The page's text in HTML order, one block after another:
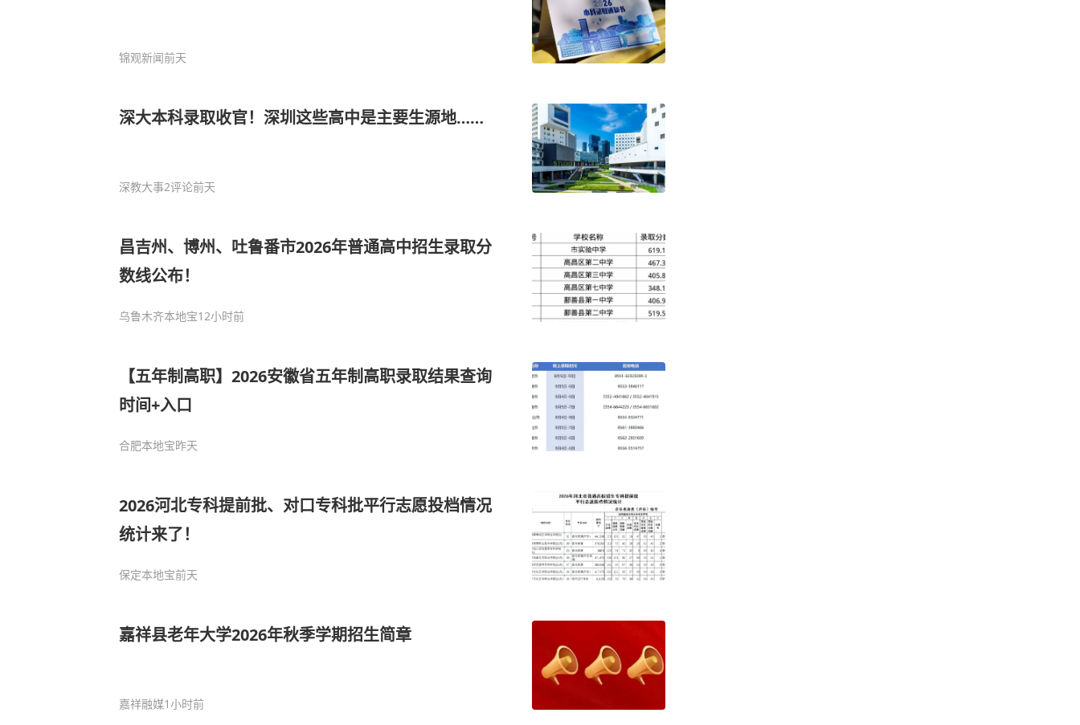
锦观新闻前天
深大本科录取收官！深圳这些高中是主要生源地……
深教大事2评论前天
昌吉州、博州、吐鲁番市2026年普通高中招生录取分
数线公布！
乌鲁木齐本地宝12小时前
【五年制高职】2026安徽省五年制高职录取结果查询
时间+入口
合肥本地宝昨天
2026河北专科提前批、对口专科批平行志愿投档情况
统计来了！
保定本地宝前天
嘉祥县老年大学2026年秋季学期招生简章
嘉祥融媒1小时前